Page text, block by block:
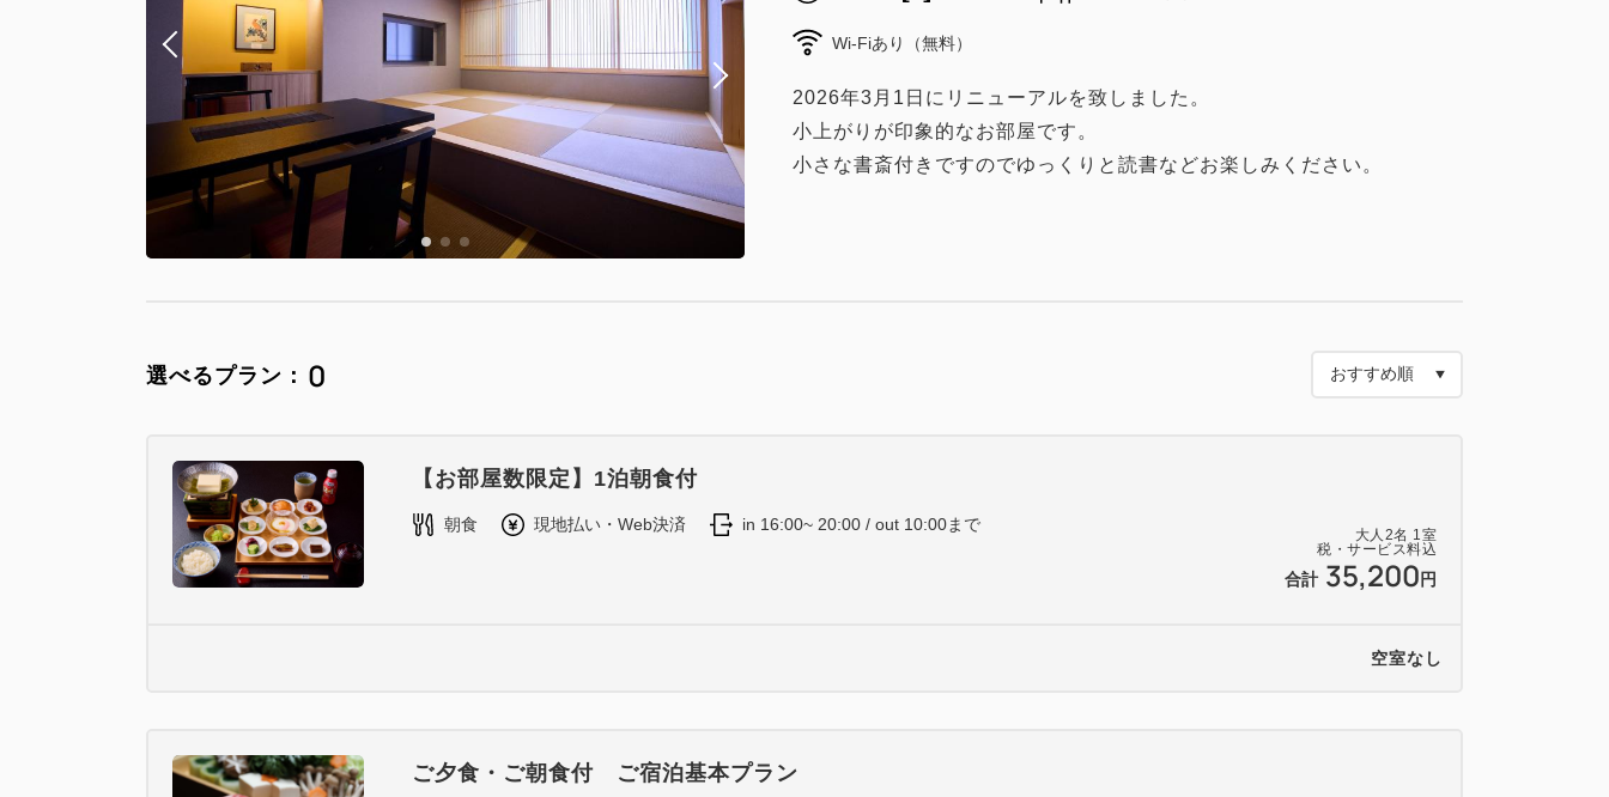
Wi-Fiあり（無料）
2026年3月1日にリニューアルを致しました。
小上がりが印象的なお部屋です。
小さな書斎付きですのでゆっくりと読書などお楽しみください。
選べるプラン： 0
大人 2名 1室
税・サービス料込
合計 35,200 円
【お部屋数限定】1泊朝食付
朝食 現地払い・Web決済 in 16:00~ 20:00 / out 10:00まで
空室なし
ご夕食・ご朝食付 ご宿泊基本プラン